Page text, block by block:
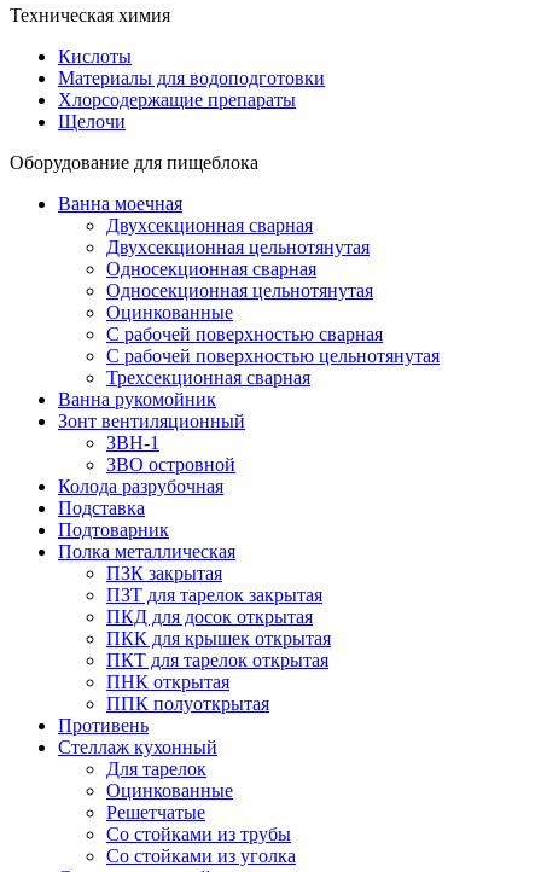
Техническая химия
Кислоты
Материалы для водоподготовки
Хлорсодержащие препараты
Щелочи
Оборудование для пищеблока
Ванна моечная
Двухсекционная сварная
Двухсекционная цельнотянутая
Односекционная сварная
Односекционная цельнотянутая
Оцинкованные
С рабочей поверхностью сварная
С рабочей поверхностью цельнотянутая
Трехсекционная сварная
Ванна рукомойник
Зонт вентиляционный
ЗВН-1
ЗВО островной
Колода разрубочная
Подставка
Подтоварник
Полка металлическая
ПЗК закрытая
ПЗТ для тарелок закрытая
ПКД для досок открытая
ПКК для крышек открытая
ПКТ для тарелок открытая
ПНК открытая
ППК полуоткрытая
Противень
Стеллаж кухонный
Для тарелок
Оцинкованные
Решетчатые
Со стойками из трубы
Со стойками из уголка